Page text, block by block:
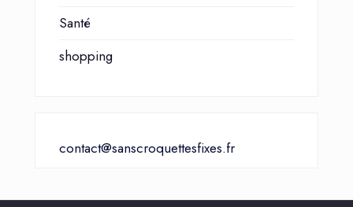
Santé
shopping
contact@sanscroquettesfixes.fr